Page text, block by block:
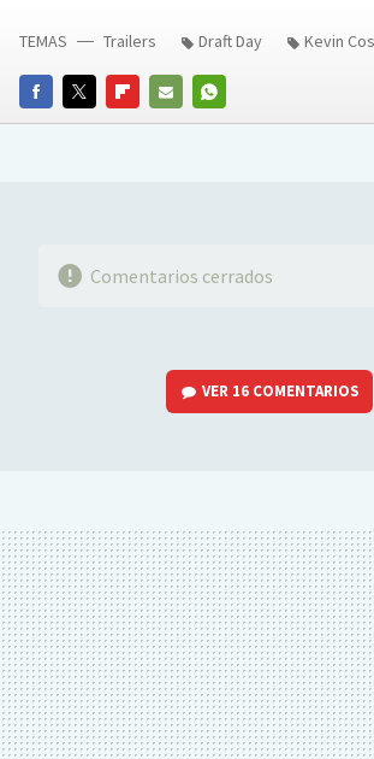
FACEBOOKTWITTERFLIPBOARD
E-
WHATSAPP
TEMAS Trailers Draft Day Kevin
Comentarios cerrados
VER 16 COMENTARIOS